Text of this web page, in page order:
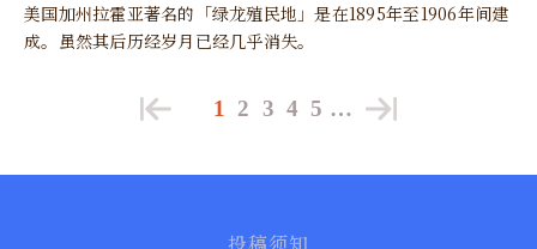
美国加州拉霍亚著名的「绿龙殖民地」是在1895年至1906年间建
成。虽然其后历经岁月已经几乎消失。
1 2 3 4 5 …